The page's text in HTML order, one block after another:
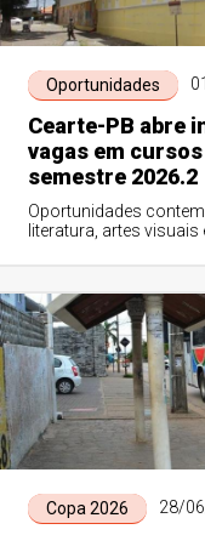
Oportunidades
Cearte-PB abre
vagas em
semestre 2026.2
Oportunidades
literatura, artes
Copa 2026 28/